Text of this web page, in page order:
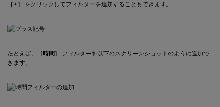
［+］ をクリックしてフィルターを追加することもできます。
たとえば、 ［時間］
フィルターを以下のスクリーンショットのように追加で
きます。